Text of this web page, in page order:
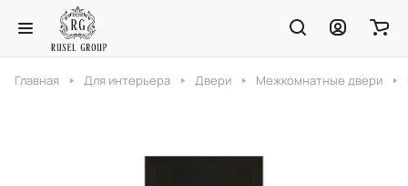
Главная Для интерьера Двери Межкомнатные двери